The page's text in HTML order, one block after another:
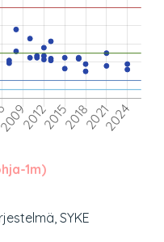
1m)
SYKE